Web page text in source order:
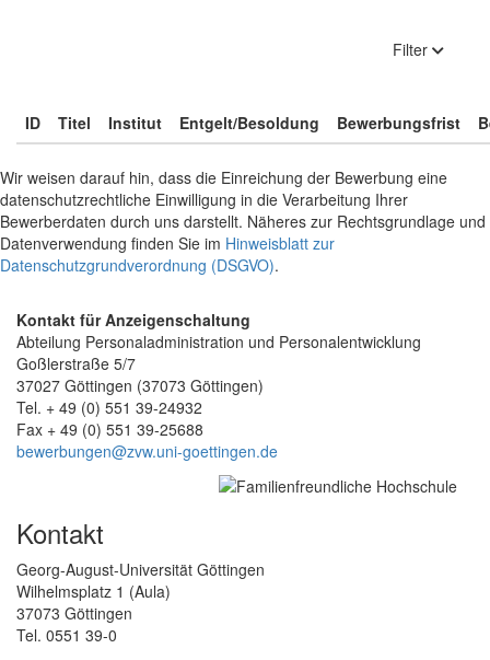
Filter
ID Titel Institut Entgelt/Besoldung Bewerbungsfrist
Wir weisen darauf hin, dass die Einreichung der Bewerbung eine
datenschutzrechtliche Einwilligung in die Verarbeitung Ihrer
Bewerberdaten durch uns darstellt. Näheres zur Rechtsgrundlage und
Datenverwendung finden Sie im Hinweisblatt zur
Datenschutzgrundverordnung (DSGVO).
Kontakt für Anzeigenschaltung
Abteilung Personaladministration und Personalentwicklung
Goßlerstraße 5/7
37027 Göttingen (37073 Göttingen)
Tel. + 49 (0) 551 39-24932
Fax + 49 (0) 551 39-25688
bewerbungen@zvw.uni-goettingen.de
Kontakt
Georg-August-Universität Göttingen
Wilhelmsplatz 1 (Aula)
37073 Göttingen
Tel. 0551 39-0